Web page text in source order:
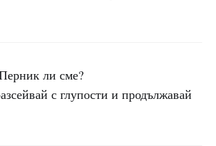
ли сме?
с глупости и продължавай